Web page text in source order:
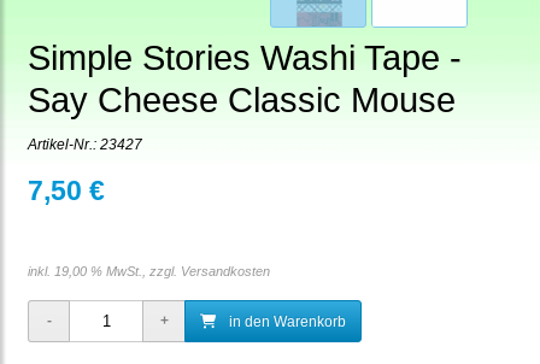
Simple Stories Washi Tape -
Say Cheese Classic Mouse
Artikel-Nr.: 23427
7,50 €
inkl. 19,00 % MwSt., zzgl. Versandkosten
in den Warenkorb